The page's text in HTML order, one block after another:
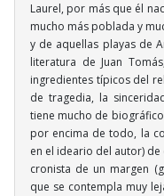
Laurel, por más que él
mucho más poblada y
y de aquellas playas de
literatura de Juan
ingredientes típicos del
de tragedia, la
tiene mucho de
por encima de todo, la
en el ideario del autor)
cronista de un margen
que se contempla muy